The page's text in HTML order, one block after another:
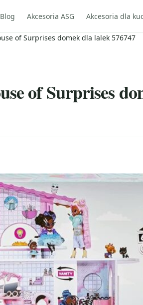
Blog Akcesoria ASG Akcesoria dla
of Surprises domek dla lalek 576747
of Surprises